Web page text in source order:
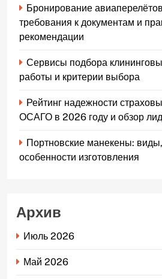
Бронирование
требования к документам и
рекомендации
Сервисы подбора
работы и критерии выбора
Рейтинг надежности
ОСАГО в 2026 году и обзор
Портновские манекены:
особенности изготовления
Архив
Июль 2026
Май 2026